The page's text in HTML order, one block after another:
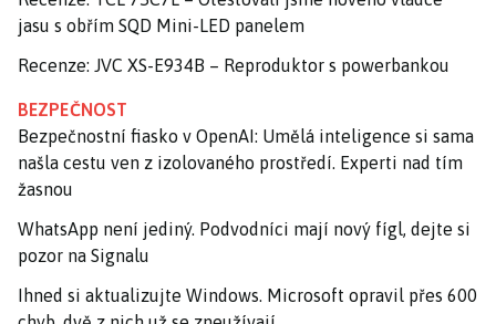
jasu s obřím SQD Mini-LED panelem
Recenze: JVC XS-E934B – Reproduktor s powerbankou
BEZPEČNOST
Bezpečnostní fiasko v OpenAI: Umělá inteligence si sama
našla cestu ven z izolovaného prostředí. Experti nad tím
žasnou
WhatsApp není jediný. Podvodníci mají nový fígl, dejte si
pozor na Signalu
Ihned si aktualizujte Windows. Microsoft opravil přes 600